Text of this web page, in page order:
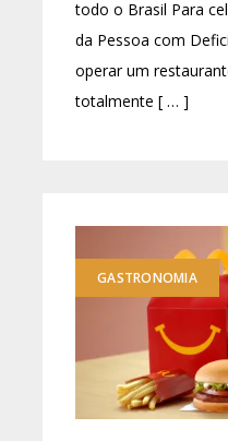
todo o Brasil Para
da Pessoa com
operar um
totalmente [ … ]
GASTRONOMIA